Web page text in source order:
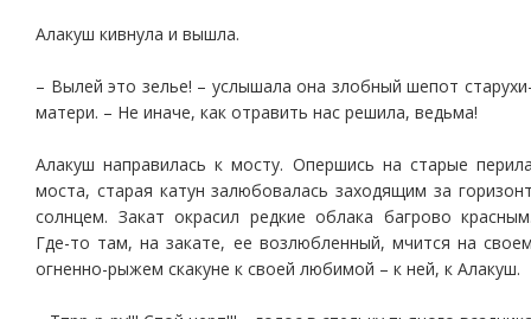
Алакуш кивнула и вышла.
– Вылей это зелье! – услышала она злобный шепот
матери. – Не иначе, как отравить нас решила, ведьма!
Алакуш направилась к мосту. Опершись на старые
моста, старая катун залюбовалась заходящим за
солнцем. Закат окрасил редкие облака багрово
Где-то там, на закате, ее возлюбленный, мчится на
огненно-рыжем скакуне к своей любимой – к ней, к Алакуш.